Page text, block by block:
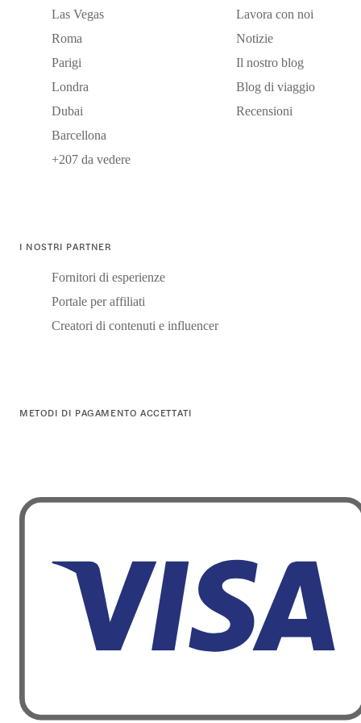
Las Vegas
Roma
Parigi
Londra
Dubai
Barcellona
+207 da vedere
Lavora con noi
Notizie
Il nostro blog
Blog di viaggio
Recensioni
I NOSTRI PARTNER
Fornitori di esperienze
Portale per affiliati
Creatori di contenuti e influencer
METODI DI PAGAMENTO ACCETTATI